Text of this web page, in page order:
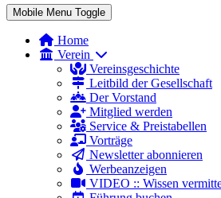
Mobile Menu Toggle
Home
Verein
Vereinsgeschichte
Leitbild der Gesellschaft
Der Vorstand
Mitglied werden
Service & Preistabellen
Vorträge
Newsletter abonnieren
Werbeanzeigen
VIDEO :: Wissen